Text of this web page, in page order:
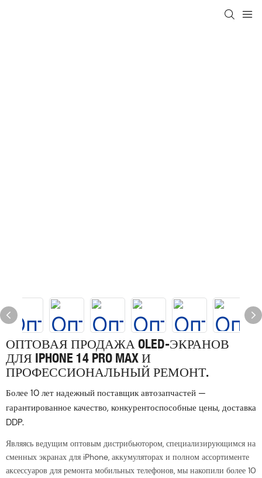
ОПТОВАЯ ПРОДАЖА OLED-ЭКРАНОВ
ДЛЯ IPHONE 14 PRO MAX И
ПРОФЕССИОНАЛЬНЫЙ РЕМОНТ.
Более 10 лет надежный поставщик автозапчастей —
гарантированное качество, конкурентоспособные цены, доставка
DDP.
Являясь ведущим оптовым дистрибьютором, специализирующимся на
сменных экранах для iPhone, аккумуляторах и полном ассортименте
аксессуаров для ремонта мобильных телефонов, мы накопили более 10